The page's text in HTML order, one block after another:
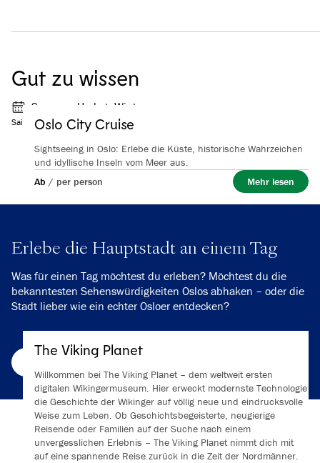
Gut zu wissen
Saison
Sommer, Herbst, Winter
Oslo City Cruise
Sightseeing in Oslo: Erlebe die Küste, historische Wahrzeichen
und idyllische Inseln vom Meer aus.
Ab / per person Mehr lesen
Erlebe die Hauptstadt an einem Tag
Was für einen Tag möchtest du erleben? Möchtest du die
bekanntesten Sehenswürdigkeiten Oslos abhaken – oder die
Stadt lieber wie ein echter Osloer entdecken?
The Viking Planet
Willkommen bei The Viking Planet – dem weltweit ersten
digitalen Wikingermuseum. Hier erweckt modernste Technologie
die Geschichte der Wikinger auf völlig neue und eindrucksvolle
Weise zum Leben. Ob Geschichtsbegeisterte, neugierige
Reisende oder Familien auf der Suche nach einem
unvergesslichen Erlebnis – The Viking Planet nimmt dich mit
auf eine spannende Reise zurück in die Zeit der Nordmänner.